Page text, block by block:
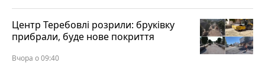
Центр Теребовлі розрили: бруківку
прибрали, буде нове покриття
Вчора о 09:40